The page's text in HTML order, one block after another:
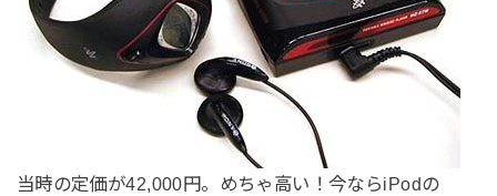
当時の定価が42,000円。めちゃ高い！今ならiPodの